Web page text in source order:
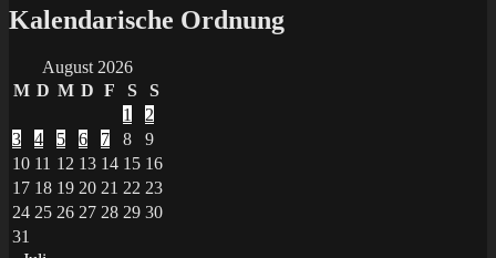
Kalendarische Ordnung
August 2026
M D M D F S
S
1
2
3
4 5 6 7 8
9
10 11 12 13 14 15 16
17 18 19 20 21 22 23
24 25 26 27 28 29 30
31